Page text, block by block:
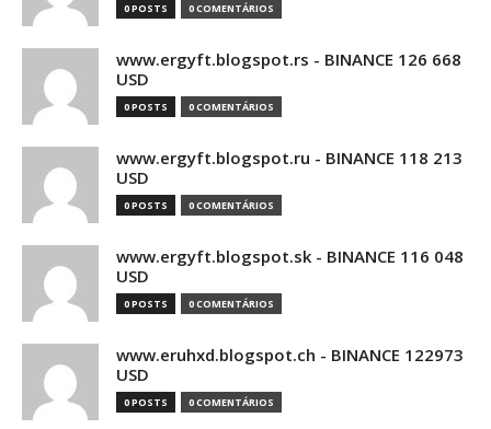
0 POSTS 0 COMENTÁRIOS
www.ergyft.blogspot.rs - BINANCE 126 668
USD
0 POSTS 0 COMENTÁRIOS
www.ergyft.blogspot.ru - BINANCE 118 213
USD
0 POSTS 0 COMENTÁRIOS
www.ergyft.blogspot.sk - BINANCE 116 048
USD
0 POSTS 0 COMENTÁRIOS
www.eruhxd.blogspot.ch - BINANCE 122973
USD
0 POSTS 0 COMENTÁRIOS